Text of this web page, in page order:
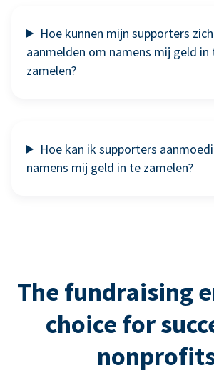
Hoe kunnen mijn supporters zich
aanmelden om namens mij geld in
zamelen?
Hoe kan ik supporters
namens mij geld in te zamelen?
The fundraising
choice for